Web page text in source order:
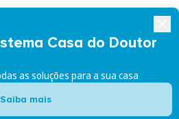
Casa do Doutor
as soluções para a sua casa
Saiba mais